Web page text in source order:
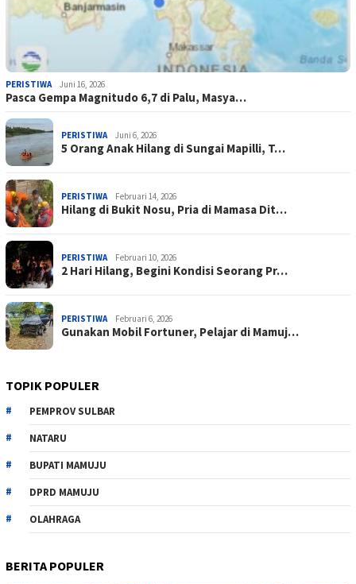
PERISTIWA Juni 16, 2026
Pasca Gempa Magnitudo 6,7 di Palu, Masya…
PERISTIWA Juni 6, 2026
5 Orang Anak Hilang di Sungai Mapilli, T…
PERISTIWA Februari 14, 2026
Hilang di Bukit Nosu, Pria di Mamasa Dit…
PERISTIWA Februari 10, 2026
2 Hari Hilang, Begini Kondisi Seorang Pr…
PERISTIWA Februari 6, 2026
Gunakan Mobil Fortuner, Pelajar di Mamuj…
TOPIK POPULER
PEMPROV SULBAR
NATARU
BUPATI MAMUJU
DPRD MAMUJU
OLAHRAGA
BERITA POPULER